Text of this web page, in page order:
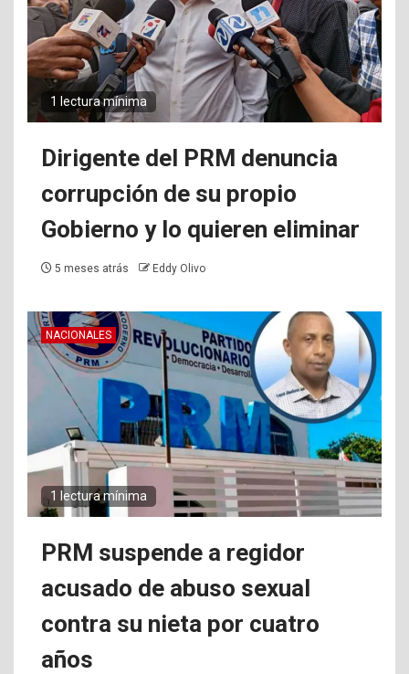
1 lectura mínima
Dirigente del PRM denuncia
corrupción de su propio
Gobierno y lo quieren eliminar
5 meses atrás Eddy Olivo
NACIONALES
1 lectura mínima
PRM suspende a regidor
acusado de abuso sexual
contra su nieta por cuatro
años